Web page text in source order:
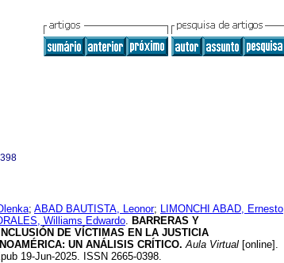
; ABAD BAUTISTA, Leonor; LIMONCHI ABAD, Ernesto
Williams Edwardo. BARRERAS Y
DE VÍCTIMAS EN LA JUSTICIA
UN ANÁLISIS CRÍTICO. Aula Virtual [online].
19-Jun-2025. ISSN 2665-0398.